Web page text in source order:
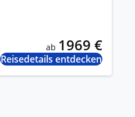
ab 1969 €
Reisedetails entdecken